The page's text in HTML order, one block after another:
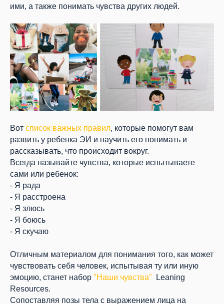
ими, а также понимать чувства других людей.
Вот список важных правил, которые помогут вам
развить у ребенка ЭИ и научить его понимать и
рассказывать, что происходит вокруг.
Всегда называйте чувства, которые испытываете
сами или ребенок:
- Я рада
- Я расстроена
- Я злюсь
- Я боюсь
- Я скучаю
Отличным материалом для понимания того, как может
чувствовать себя человек, испытывая ту или иную
эмоцию, станет набор "Наши чувства" Leaning
Resources.
Сопоставляя позы тела с выражением лица на